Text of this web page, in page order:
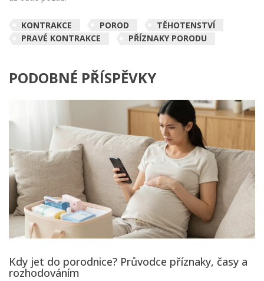
KONTRAKCE POROD
TĚHOTENSTVÍ
PRAVÉ KONTRAKCE
PŘÍZNAKY PORODU
PODOBNÉ PŘÍSPĚVKY
Kdy jet do porodnice? Průvodce příznaky, časy a
rozhodováním